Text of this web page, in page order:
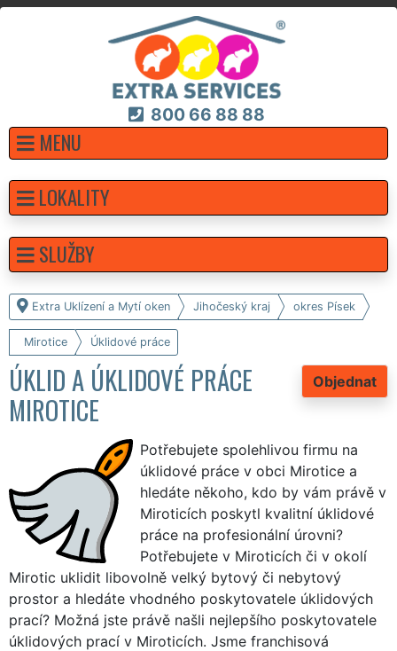
800 66 88 88
MENU
Extra Uklízení a Mytí oken Jihočeský kraj okres Písek
Mirotice Úklidové práce
Objednat
ÚKLID A ÚKLIDOVÉ PRÁCE
MIROTICE
Potřebujete spolehlivou firmu na
úklidové práce v obci Mirotice a
hledáte někoho, kdo by vám právě v
Miroticích poskytl kvalitní úklidové
práce na profesionální úrovni?
Potřebujete v Miroticích či v okolí
Mirotic uklidit libovolně velký bytový či nebytový
prostor a hledáte vhodného poskytovatele úklidových
prací? Možná jste právě našli nejlepšího poskytovatele
úklidových prací v Miroticích. Jsme franchisová
LOKALITY
SLUŽBY